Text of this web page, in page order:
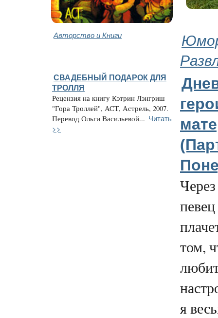
Авторство и Книги
СВАДЕБНЫЙ ПОДАРОК ДЛЯ
ТРОЛЛЯ
Рецензия на книгу Кэтрин Лэнгриш
"Гора Троллей", АСТ, Астрель, 2007.
Перевод Ольги Васильевой... Читать
>>
том,
я